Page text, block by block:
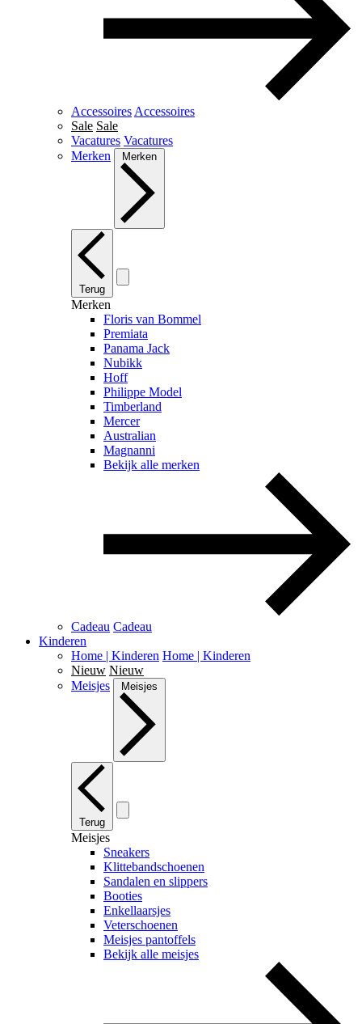
Accessoires Accessoires
Sale Sale
Vacatures Vacatures
Merken
Merken
Terug
Merken
Floris van Bommel
Premiata
Panama Jack
Nubikk
Hoff
Philippe Model
Timberland
Mercer
Australian
Magnanni
Bekijk alle merken
Cadeau Cadeau
Kinderen
Home | Kinderen Home | Kinderen
Nieuw Nieuw
Meisjes
Meisjes
Terug
Meisjes
Sneakers
Klittebandschoenen
Sandalen en slippers
Booties
Enkellaarsjes
Veterschoenen
Meisjes pantoffels
Bekijk alle meisjes